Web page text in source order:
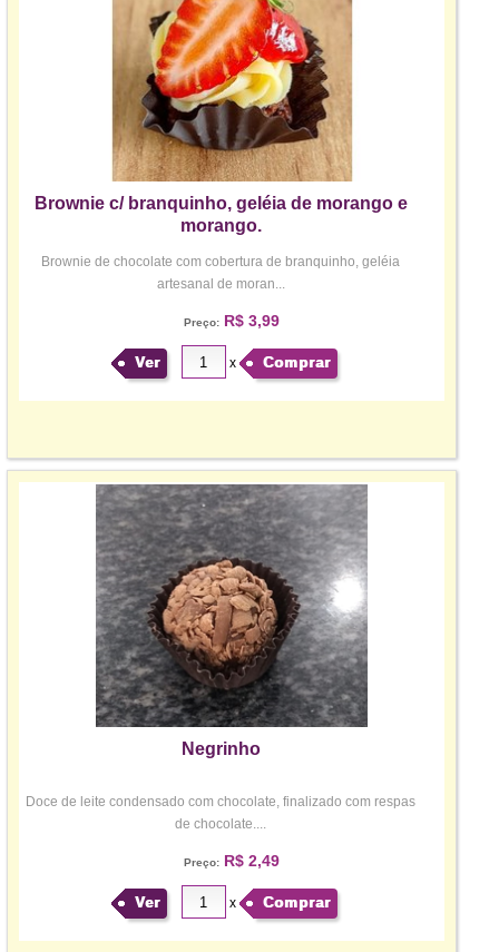
Brownie c/ branquinho, geléia de morango e
morango.
Brownie de chocolate com cobertura de branquinho, geléia
artesanal de moran...
Preço:R$ 3,99
Ver x Comprar
Negrinho
Doce de leite condensado com chocolate, finalizado com respas
de chocolate....
Preço:R$ 2,49
Ver x Comprar